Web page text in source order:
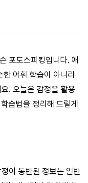
포도스피킹입니다. 애
한 어휘 학습이 아니라
. 오늘은 감정을 활용
습법을 정리해 드릴게
이 동반된 정보는 일반